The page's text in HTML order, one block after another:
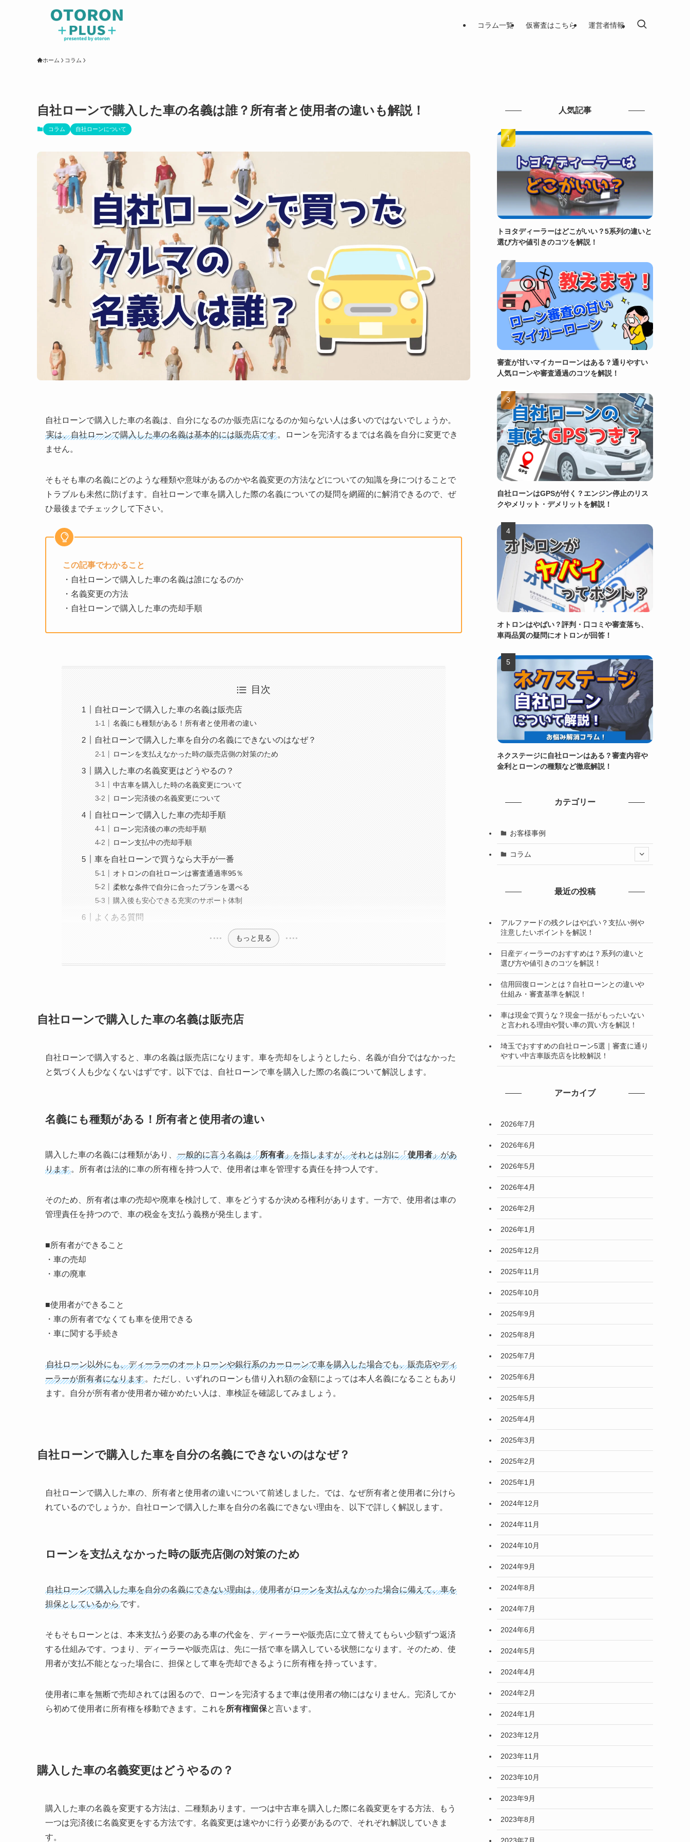
コラム一覧 仮審査はこちら 運営者情報
ホーム コラム
自社ローンで購入した車の名義は誰？所有者と使用者の違いも解説！
コラム 自社ローンについて
自社ローンで購入した車の名義は、自分になるのか販売店になるのか知らない人は多いのではないでしょうか。
実は、自社ローンで購入した車の名義は基本的には販売店です 。ローンを完済するまでは名義を自分に変更でき
ません。
そもそも車の名義にどのような種類や意味があるのかや名義変更の方法などについての知識を身につけることで
トラブルも未然に防げます。自社ローンで車を購入した際の名義についての疑問を網羅的に解消できるので、ぜ
ひ最後までチェックして下さい。
この記事でわかること
・自社ローンで購入した車の名義は誰になるのか
・名義変更の方法
・自社ローンで購入した車の売却手順
目次
自社ローンで購入した車の名義は販売店
名義にも種類がある！所有者と使用者の違い
自社ローンで購入した車を自分の名義にできないのはなぜ？
ローンを支払えなかった時の販売店側の対策のため
購入した車の名義変更はどうやるの？
中古車を購入した時の名義変更について
ローン完済後の名義変更について
自社ローンで購入した車の売却手順
ローン完済後の車の売却手順
ローン支払中の売却手順
車を自社ローンで買うなら大手が一番
オトロンの自社ローンは審査通過率95％
柔軟な条件で自分に合ったプランを選べる
購入後も安心できる充実のサポート体制
よくある質問
もっと見る
自社ローンで購入した車の名義は販売店
自社ローンで購入すると、車の名義は販売店になります。車を売却をしようとしたら、名義が自分ではなかった
と気づく人も少なくないはずです。以下では、自社ローンで車を購入した際の名義について解説します。
名義にも種類がある！所有者と使用者の違い
購入した車の名義には種類があり、 一般的に言う名義は「所有者」を指しますが、それとは別に「使用者」があ
ります 。所有者は法的に車の所有権を持つ人で、使用者は車を管理する責任を持つ人です。
そのため、所有者は車の売却や廃車を検討して、車をどうするか決める権利があります。一方で、使用者は車の
管理責任を持つので、車の税金を支払う義務が発生します。
■所有者ができること
・車の売却
・車の廃車
■使用者ができること
・車の所有者でなくても車を使用できる
・車に関する手続き
自社ローン以外にも、ディーラーのオートローンや銀行系のカーローンで車を購入した場合でも、販売店やディ
ーラーが所有者になります 。ただし、いずれのローンも借り入れ額の金額によっては本人名義になることもあり
ます。自分が所有者か使用者か確かめたい人は、車検証を確認してみましょう。
自社ローンで購入した車を自分の名義にできないのはなぜ？
自社ローンで購入した車の、所有者と使用者の違いについて前述しました。では、なぜ所有者と使用者に分けら
れているのでしょうか。自社ローンで購入した車を自分の名義にできない理由を、以下で詳しく解説します。
ローンを支払えなかった時の販売店側の対策のため
自社ローンで購入した車を自分の名義にできない理由は、使用者がローンを支払えなかった場合に備えて、車を
担保としているからです。
そもそもローンとは、本来支払う必要のある車の代金を、ディーラーや販売店に立て替えてもらい少額ずつ返済
する仕組みです。つまり、ディーラーや販売店は、先に一括で車を購入している状態になります。そのため、使
用者が支払不能となった場合に、担保として車を売却できるように所有権を持っています。
使用者に車を無断で売却されては困るので、ローンを完済するまで車は使用者の物にはなりません。完済してか
ら初めて使用者に所有権を移動できます。これを所有権留保と言います。
購入した車の名義変更はどうやるの？
購入した車の名義を変更する方法は、二種類あります。一つは中古車を購入した際に名義変更をする方法、もう
一つは完済後に名義変更をする方法です。名義変更は速やかに行う必要があるので、それぞれ解説していきま
す。
人気記事
トヨタディーラーはどこがいい？5系列の違いと
選び方や値引きのコツを解説！
審査が甘いマイカーローンはある？通りやすい
人気ローンや審査通過のコツを解説！
自社ローンはGPSが付く？エンジン停止のリス
クやメリット・デメリットを解説！
オトロンはやばい？評判・口コミや審査落ち、
車両品質の疑問にオトロンが回答！
ネクステージに自社ローンはある？審査内容や
金利とローンの種類など徹底解説！
カテゴリー
お客様事例
コラム
最近の投稿
アルファードの残クレはやばい？支払い例や
注意したいポイントを解説！
日産ディーラーのおすすめは？系列の違いと
選び方や値引きのコツを解説！
信用回復ローンとは？自社ローンとの違いや
仕組み・審査基準を解説！
車は現金で買うな？現金一括がもったいない
と言われる理由や賢い車の買い方を解説！
埼玉でおすすめの自社ローン5選｜審査に通り
やすい中古車販売店を比較解説！
アーカイブ
2026年7月
2026年6月
2026年5月
2026年4月
2026年2月
2026年1月
2025年12月
2025年11月
2025年10月
2025年9月
2025年8月
2025年7月
2025年6月
2025年5月
2025年4月
2025年3月
2025年2月
2025年1月
2024年12月
2024年11月
2024年10月
2024年9月
2024年8月
2024年7月
2024年6月
2024年5月
2024年4月
2024年2月
2024年1月
2023年12月
2023年11月
2023年10月
2023年9月
2023年8月
2023年7月